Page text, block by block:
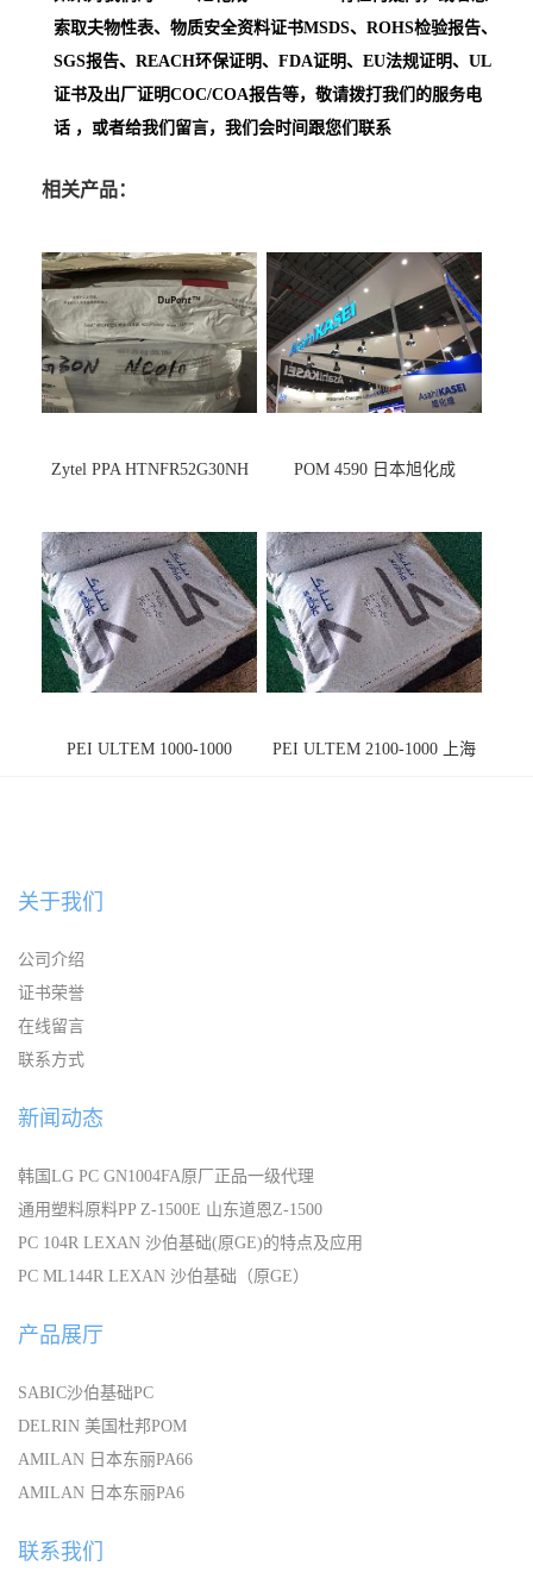
索取夫物性表、物质安全资料证书MSDS、ROHS检验报告、
SGS报告、REACH环保证明、FDA证明、EU法规证明、UL
证书及出厂证明COC/COA报告等，敬请拨打我们的服务电
话 ，或者给我们留言，我们会时间跟您们联系
相关产品：
Zytel PPA HTNFR52G30NH POM 4590 日本旭化成
PEI ULTEM 1000-1000
PEI ULTEM 2100-1000 上海
关于我们
公司介绍
证书荣誉
在线留言
联系方式
新闻动态
韩国LG PC GN1004FA原厂正品一级代理
通用塑料原料PP Z-1500E 山东道恩Z-1500
PC 104R LEXAN 沙伯基础(原GE)的特点及应用
PC ML144R LEXAN 沙伯基础（原GE）
产品展厅
SABIC沙伯基础PC
DELRIN 美国杜邦POM
AMILAN 日本东丽PA66
AMILAN 日本东丽PA6
联系我们